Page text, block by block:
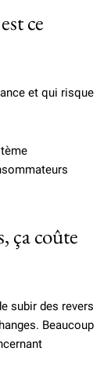
ce
et qui risque
ça coûte
subir des revers
Beaucoup